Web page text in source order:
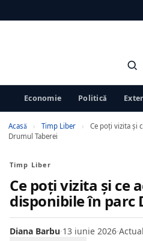
Economie Politică
Acasă › Timp Liber ›
Ce poți vizita și
Drumul Taberei
Timp Liber
Ce poți vizita și ce
disponibile în parc
Diana Barbu·13 iunie 2026·